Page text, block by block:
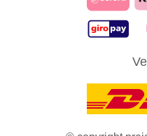
zu Ihren Rechten als
Cookies zu akzeptieren und
ZUSTIMMUNG